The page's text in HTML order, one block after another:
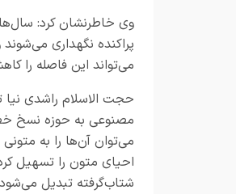
وی خاطرنشان کرد:
پراکنده نگهداری
می‌تواند این فاصله را
حجت الاسلام راشدی
مصنوعی به حوزه نسخ
می‌توان آن‌ها را به
احیای متون را تسهیل
شتاب‌گرفته تبدیل می‌شود